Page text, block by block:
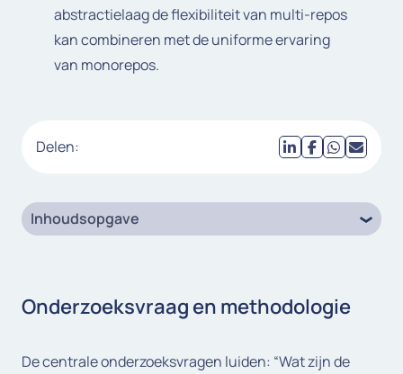
abstractielaag de flexibiliteit van multi-repos
kan combineren met de uniforme ervaring
van monorepos.
Onderzoeksvraag en methodologie
De centrale onderzoeksvragen luiden: “Wat zijn de
Delen:
Inhoudsopgave